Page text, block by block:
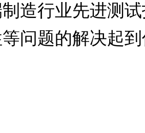
造行业先进测
问题的解决起